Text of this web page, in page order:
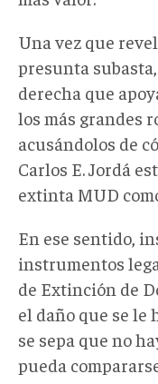
Una vez que
presunta
derecha que
los más grandes
acusándolos de
Carlos E. Jordá
extinta MUD
En ese sentido,
instrumentos
de Extinción de
el daño que se le
se sepa que no
pueda